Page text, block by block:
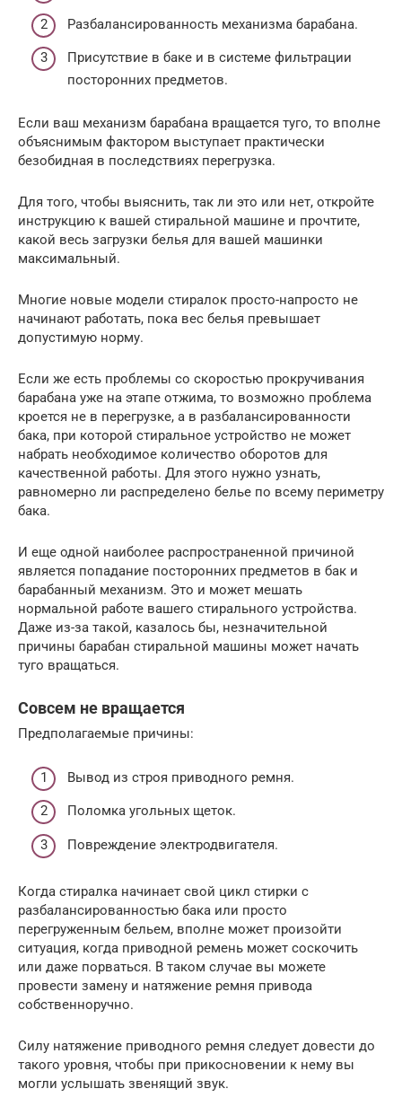
Разбалансированность механизма барабана.
Присутствие в баке и в системе фильтрации
посторонних предметов.
Если ваш механизм барабана вращается туго, то вполне
объяснимым фактором выступает практически
безобидная в последствиях перегрузка.
Для того, чтобы выяснить, так ли это или нет, откройте
инструкцию к вашей стиральной машине и прочтите,
какой весь загрузки белья для вашей машинки
максимальный.
Многие новые модели стиралок просто-напросто не
начинают работать, пока вес белья превышает
допустимую норму.
Если же есть проблемы со скоростью прокручивания
барабана уже на этапе отжима, то возможно проблема
кроется не в перегрузке, а в разбалансированности
бака, при которой стиральное устройство не может
набрать необходимое количество оборотов для
качественной работы. Для этого нужно узнать,
равномерно ли распределено белье по всему периметру
бака.
И еще одной наиболее распространенной причиной
является попадание посторонних предметов в бак и
барабанный механизм. Это и может мешать
нормальной работе вашего стирального устройства.
Даже из-за такой, казалось бы, незначительной
причины барабан стиральной машины может начать
туго вращаться.
Совсем не вращается
Предполагаемые причины:
Вывод из строя приводного ремня.
Поломка угольных щеток.
Повреждение электродвигателя.
Когда стиралка начинает свой цикл стирки с
разбалансированностью бака или просто
перегруженным бельем, вполне может произойти
ситуация, когда приводной ремень может соскочить
или даже порваться. В таком случае вы можете
провести замену и натяжение ремня привода
собственноручно.
Силу натяжение приводного ремня следует довести до
такого уровня, чтобы при прикосновении к нему вы
могли услышать звенящий звук.